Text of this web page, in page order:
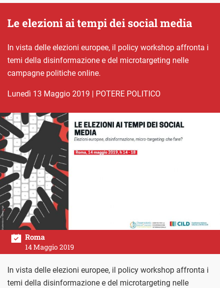
Le elezioni ai tempi dei social media
In vista delle elezioni europee, il policy workshop affronta i
temi della disinformazione e del microtargeting nelle
campagne politiche online.
lunedì 13 Maggio 2019 | POTERE POLITICO
Roma
14 Maggio 2019
In vista delle elezioni europee, il policy workshop affronta i
temi della disinformazione e del microtargeting nelle